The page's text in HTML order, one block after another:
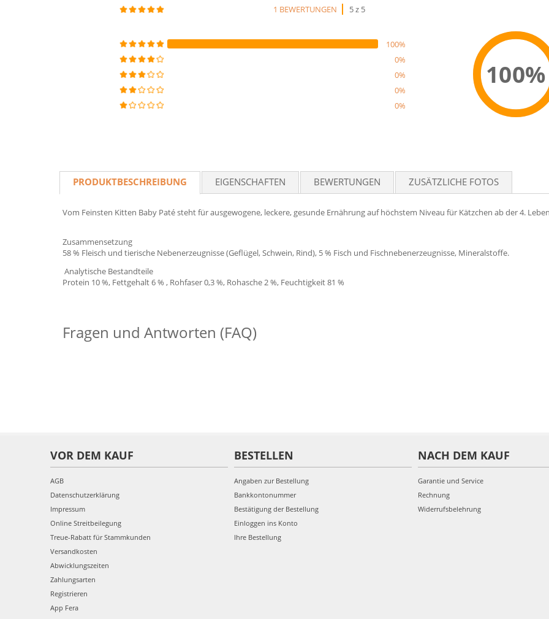
1 BEWERTUNGEN 5 z 5
100%
0%
0%
0%
0%
100%
PRODUKTBESCHREIBUNG EIGENSCHAFTEN BEWERTUNGEN ZUSÄTZLICHE FOTOS
Vom Feinsten Kitten Baby Paté steht für ausgewogene, leckere, gesunde Ernährung auf höchstem Niveau für Kätzchen ab der 4.
Zusammensetzung
58 % Fleisch und tierische Nebenerzeugnisse (Geflügel, Schwein, Rind), 5 % Fisch und Fischnebenerzeugnisse, Mineralstoffe.
Analytische Bestandteile
Protein 10 %, Fettgehalt 6 % , Rohfaser 0,3 %, Rohasche 2 %, Feuchtigkeit 81 %
Fragen und Antworten (FAQ)
VOR DEM KAUF
AGB
Datenschutzerklärung
Impressum
Online Streitbeilegung
Treue-Rabatt für Stammkunden
Versandkosten
Abwicklungszeiten
Zahlungsarten
Registrieren
App Fera
BESTELLEN
Angaben zur Bestellung
Bankkontonummer
Bestätigung der Bestellung
Einloggen ins Konto
Ihre Bestellung
NACH DEM KAUF
Garantie und Service
Rechnung
Widerrufsbelehrung